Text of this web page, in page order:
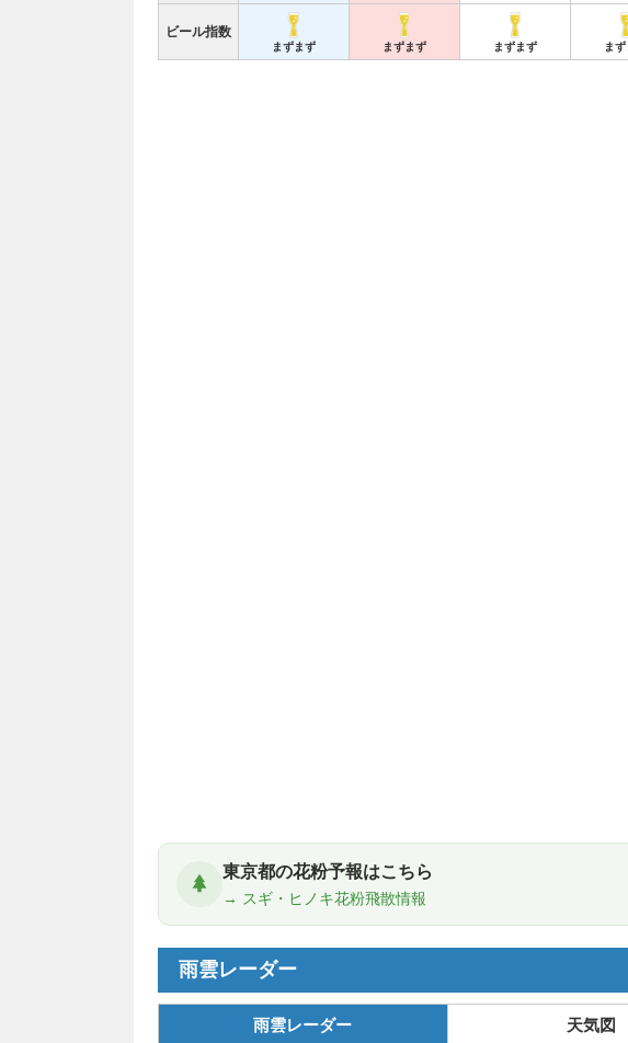
ビール指数
まずまず まずまず まずまず ま
東京都の花粉予報はこちら
→ スギ・ヒノキ花粉飛散情報
雨雲レーダー
雨雲レーダー 天気図